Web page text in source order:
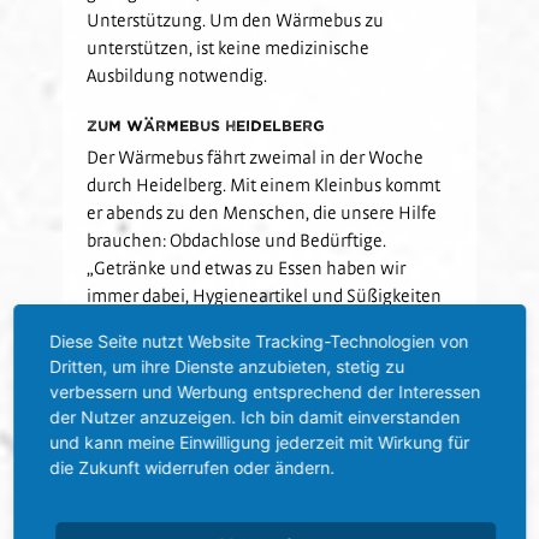
Unterstützung. Um den Wärmebus zu
unterstützen, ist keine medizinische
Ausbildung notwendig.
Zum Wärmebus Heidelberg
Der Wärmebus fährt zweimal in der Woche
durch Heidelberg. Mit einem Kleinbus kommt
er abends zu den Menschen, die unsere Hilfe
brauchen: Obdachlose und Bedürftige.
„Getränke und etwas zu Essen haben wir
immer dabei, Hygieneartikel und Süßigkeiten
Notfallausrüstung ist selbstverständlich, aber
neben der praktischen Hilfe zählt vor allem
auch die menschliche Wärme, die den
Betroffenen von den freiwilligen Helferinnen
und Helfern entgegengebracht wird“,
Diese Seite nutzt Website Tracking-Technologien von
Dritten, um ihre Dienste anzubieten, stetig zu
verbessern und Werbung entsprechend der Interessen
der Nutzer anzuzeigen. Ich bin damit einverstanden
und kann meine Einwilligung jederzeit mit Wirkung für
die Zukunft widerrufen oder ändern.